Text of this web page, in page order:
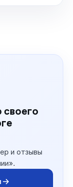
своего
и отзывы